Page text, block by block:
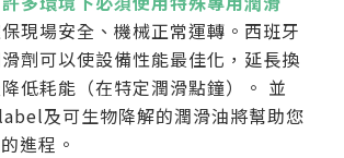
保現場安全、機械正常運轉。西班牙
劑可以使設備性能最佳化，延長換
低耗能（在特定潤滑點鐘）。 並
及可生物降解的潤滑油將幫助您
進程。